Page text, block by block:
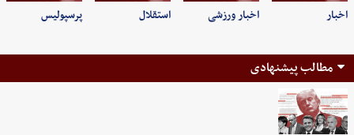
اخبار اخبار ورزشی استقلال پرسپولیس
مطالب پیشنهادی